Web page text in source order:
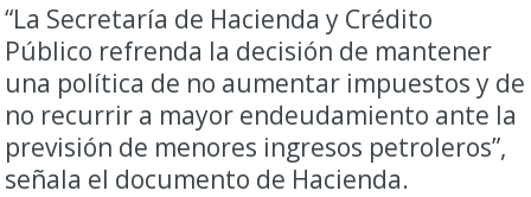
“La Secretaría de Hacienda y Crédito
Público refrenda la decisión de mantener
una política de no aumentar impuestos y de
no recurrir a mayor endeudamiento ante la
previsión de menores ingresos petroleros”,
señala el documento de Hacienda.